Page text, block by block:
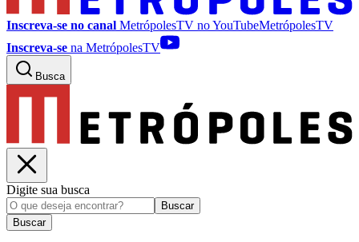
Inscreva-se no canal MetrópolesTV noYouTubeMetrópolesTV
Inscreva-se na MetrópolesTV
Busca
Digite sua busca
Buscar
Buscar